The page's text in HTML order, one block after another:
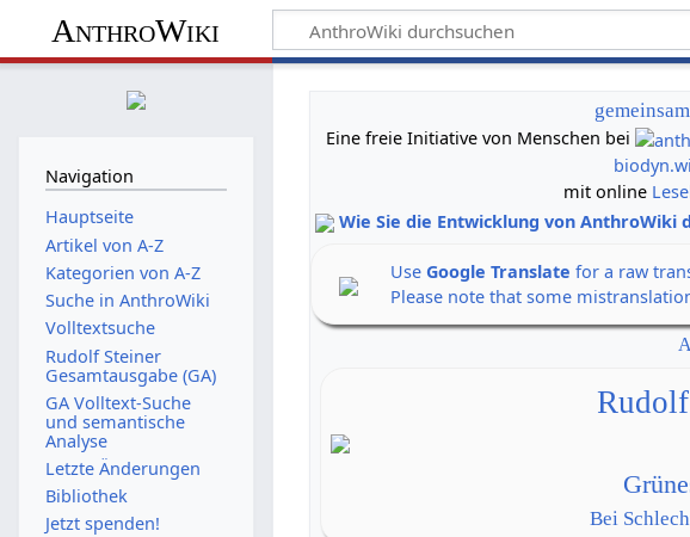
AnthroWiki
Eine freie Initiative von Menschen bei
mit online
Wie Sie die Entwicklung von
UseGoogle Translate for a raw
Please note that some
Bei
Navigation
Hauptseite
Artikel von A-Z
Kategorien von A-Z
Suche in AnthroWiki
Volltextsuche
Rudolf Steiner
Gesamtausgabe (GA)
GA Volltext-Suche
und semantische
Analyse
Letzte Änderungen
Bibliothek
Jetzt spenden!